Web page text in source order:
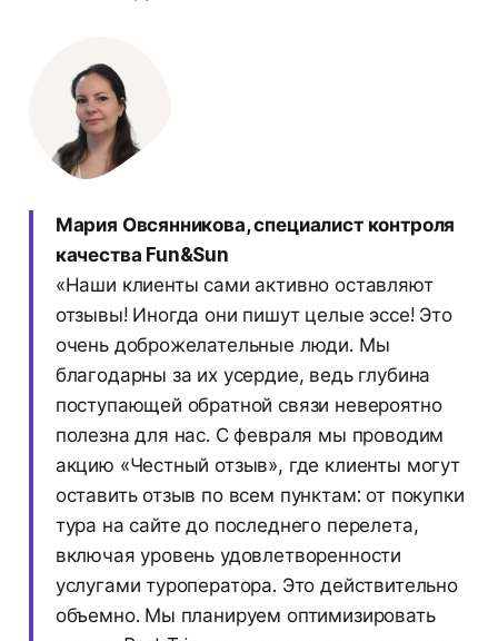
Мария Овсянникова, специалист контроля
качества Fun&Sun
«Наши клиенты сами активно оставляют
отзывы! Иногда они пишут целые эссе! Это
очень доброжелательные люди. Мы
благодарны за их усердие, ведь глубина
поступающей обратной связи невероятно
полезна для нас. С февраля мы проводим
акцию «Честный отзыв», где клиенты могут
оставить отзыв по всем пунктам: от покупки
тура на сайте до последнего перелета,
включая уровень удовлетворенности
услугами туроператора. Это действительно
объемно. Мы планируем оптимизировать